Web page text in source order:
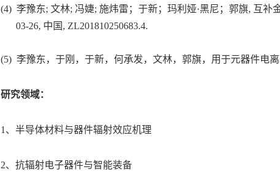
(4) 李豫东; 文林; 冯婕; 施炜雷；于新；玛利娅·黑尼；郭旗, 互
03-26, 中国, ZL201810250683.4.
(5)李豫东，于刚，于新，何承发，文林，郭旗，用于元器件电
研究领域：
1、半导体材料与器件辐射效应机理
2、抗辐射电子器件与智能装备